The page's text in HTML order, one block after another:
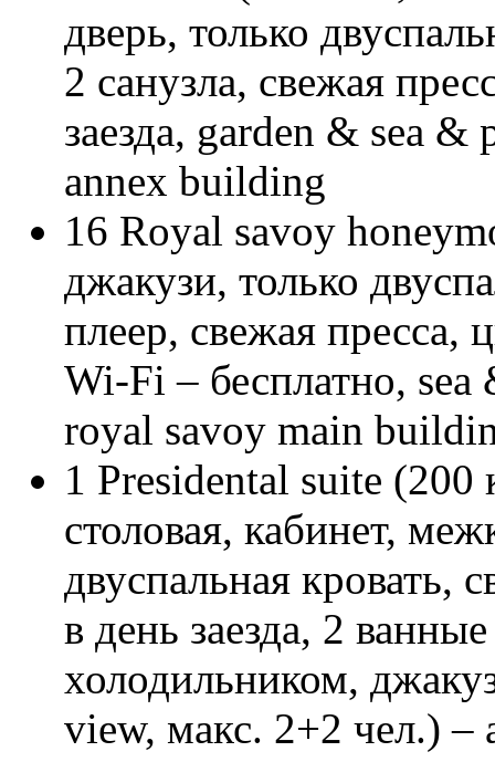
дверь, только
2 санузла, свежая
заезда, garden & sea
annex building
16 Royal savoy
джакузи, только
плеер, свежая пресса,
Wi-Fi – бесплатно,
royal savoy main
1 Presidental suite (200
столовая, кабинет,
двуспальная кровать,
в день заезда, 2
холодильником,
view, макс. 2+2 чел.) –